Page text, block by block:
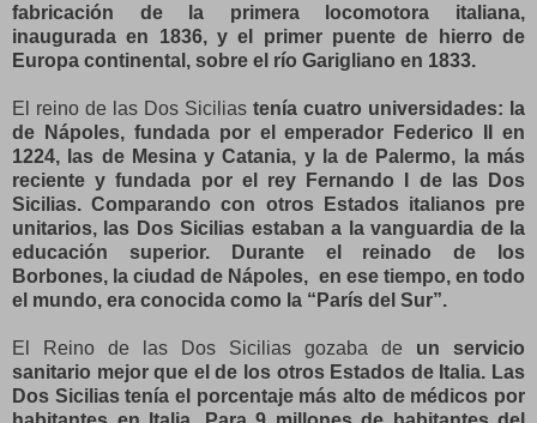
fabricación de la primera locomotora italiana,
inaugurada en 1836, y el primer puente de hierro de
Europa continental, sobre el río Garigliano en 1833.
El reino de las Dos Sicilias tenía cuatro universidades: la
de Nápoles, fundada por el emperador Federico II en
1224, las de Mesina y Catania, y la de Palermo, la más
reciente y fundada por el rey Fernando I de las Dos
Sicilias. Comparando con otros Estados italianos pre
unitarios, las Dos Sicilias estaban a la vanguardia de la
educación superior. Durante el reinado de los
Borbones, la ciudad de Nápoles, en ese tiempo, en todo
el mundo, era conocida como la “París del Sur”.
El Reino de las Dos Sicilias gozaba de un servicio
sanitario mejor que el de los otros Estados de Italia. Las
Dos Sicilias tenía el porcentaje más alto de médicos por